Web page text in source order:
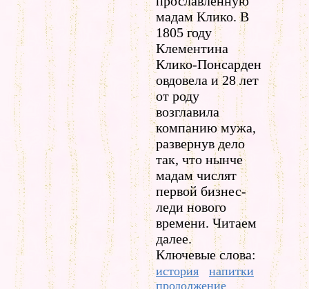
мадам Клико. В
1805 году
Клементина
Клико-Понсарден
овдовела и 28 лет
от роду
возглавила
компанию мужа,
развернув дело
так, что нынче
мадам числят
первой бизнес-
леди нового
времени. Читаем
далее.
Ключевые слова:
история
напитки
продолжение